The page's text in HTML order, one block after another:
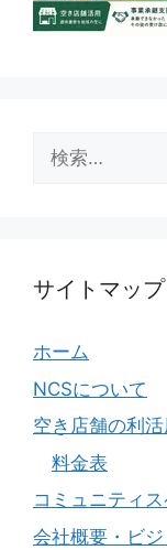
索:
サイトマップ
ホーム
NCSについて
空き店舗の利
料金表
コミュニティ
会社概要・ビ